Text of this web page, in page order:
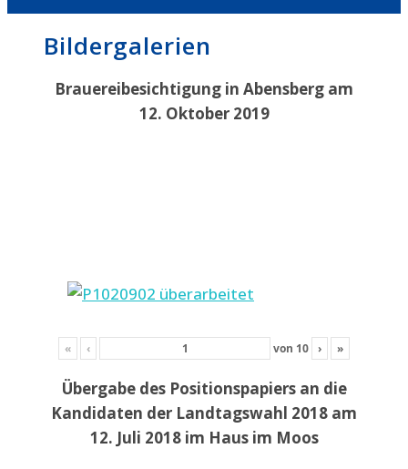
Bildergalerien
Brauereibesichtigung in Abensberg am
12. Oktober 2019
« ‹ von 10 › »
Übergabe des Positionspapiers an die
Kandidaten der Landtagswahl 2018 am
12. Juli 2018 im Haus im Moos